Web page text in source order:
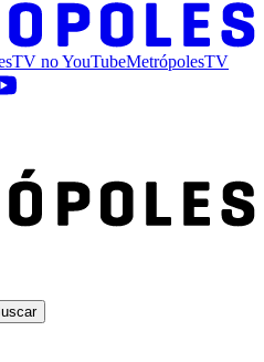
noYouTubeMetrópolesTV